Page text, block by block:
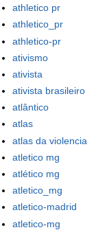
athletico pr
athletico_pr
athletico-pr
ativismo
ativista
ativista brasileiro
atlântico
atlas
atlas da violencia
atletico mg
atlético mg
atletico_mg
atletico-madrid
atletico-mg